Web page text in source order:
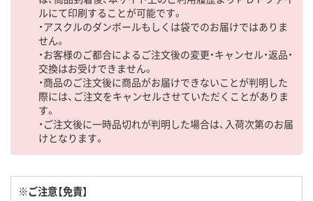
ルにて印刷することが可能です。
・アスクルのダンボールもしくは袋でのお届けではありま
せん。
・お客様のご都合によるご注文後の変更・キャンセル・返品・
交換はお受けできません。
・商品のご注文後に商品がお届けできないことが判明した
際には、ご注文をキャンセルさせていただくことがありま
す。
・ご注文後に一時品切れが判明した場合は、入荷次第のお届
けとなります。
※ご注意【免責】